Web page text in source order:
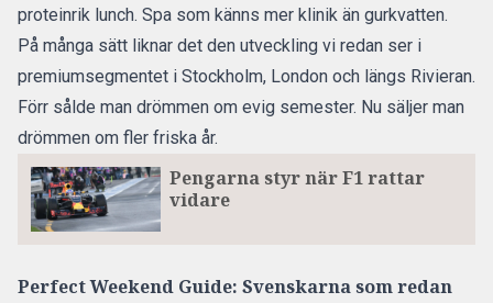
proteinrik lunch. Spa som känns mer klinik än gurkvatten.
På många sätt liknar det den utveckling vi redan ser i
premiumsegmentet i Stockholm, London och längs Rivieran.
Förr sålde man drömmen om evig semester. Nu säljer man
drömmen om fler friska år.
Pengarna styr när F1 rattar
vidare
Perfect Weekend Guide: Svenskarna som redan